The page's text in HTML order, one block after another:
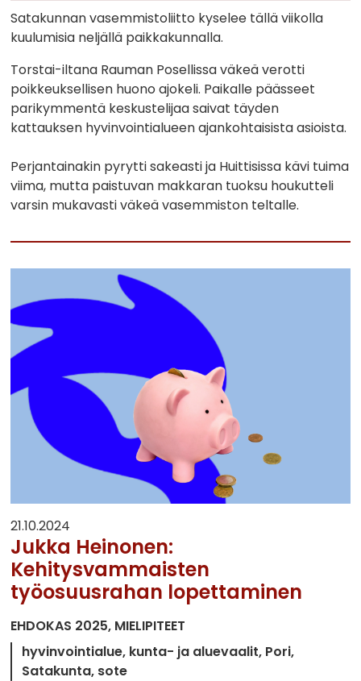
Satakunnan vasemmistoliitto kyselee tällä viikolla
kuulumisia neljällä paikkakunnalla.
Torstai-iltana Rauman Posellissa väkeä verotti
poikkeuksellisen huono ajokeli. Paikalle päässeet
parikymmentä keskustelijaa saivat täyden
kattauksen hyvinvointialueen ajankohtaisista asioista.
Perjantainakin pyrytti sakeasti ja Huittisissa kävi tuima
viima, mutta paistuvan makkaran tuoksu houkutteli
varsin mukavasti väkeä vasemmiston teltalle.
21.10.2024
Jukka Heinonen:
Kehitysvammaisten
työosuusrahan lopettaminen
EHDOKAS 2025 MIELIPITEET
hyvinvointialue kunta- ja aluevaalit Pori
Satakunta sote